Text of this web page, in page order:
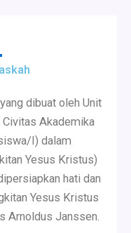
dibuat oleh Unit
Akademika
I) dalam
Yesus Kristus)
hati dan
Yesus Kristus
Arnoldus Janssen.